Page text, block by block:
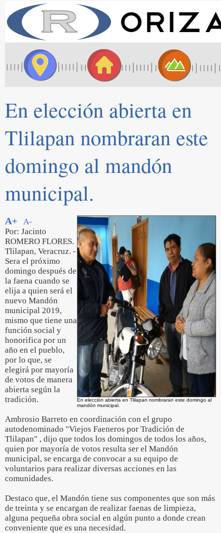
En elección abierta en
Tlilapan nombraran este
domingo al mandón
municipal.
En elección abierta en Tlilapan nombraran este domingo al
mandón municipal.
A+
A-
Por: Jacinto
ROMERO FLORES.
Tlilapan, Veracruz. -
Sera el próximo
domingo después de
la faena cuando se
elija a quien será el
nuevo Mandón
municipal 2019,
mismo que tiene una
función social y
honorifica por un
año en el pueblo,
por lo que, se
elegirá por mayoría
de votos de manera
abierta según la
tradición.
Ambrosio Barreto en coordinación con el grupo
autodenominado "Viejos Faeneros por Tradición de
Tlilapan" , dijo que todos los domingos de todos los años,
quien por mayoría de votos resulta ser el Mandón
municipal, se encarga de convocar a su equipo de
voluntarios para realizar diversas acciones en las
comunidades.
Destaco que, el Mandón tiene sus componentes que son más
de treinta y se encargan de realizar faenas de limpieza,
alguna pequeña obra social en algún punto a donde crean
conveniente que es una necesidad.